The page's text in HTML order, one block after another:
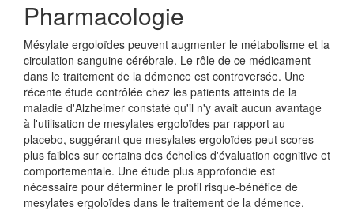
Pharmacologie
Mésylate ergoloïdes peuvent augmenter le métabolisme et la
circulation sanguine cérébrale. Le rôle de ce médicament
dans le traitement de la démence est controversée. Une
récente étude contrôlée chez les patients atteints de la
maladie d'Alzheimer constaté qu'il n'y avait aucun avantage
à l'utilisation de mesylates ergoloïdes par rapport au
placebo, suggérant que mesylates ergoloïdes peut scores
plus faibles sur certains des échelles d'évaluation cognitive et
comportementale. Une étude plus approfondie est
nécessaire pour déterminer le profil risque-bénéfice de
mesylates ergoloïdes dans le traitement de la démence.